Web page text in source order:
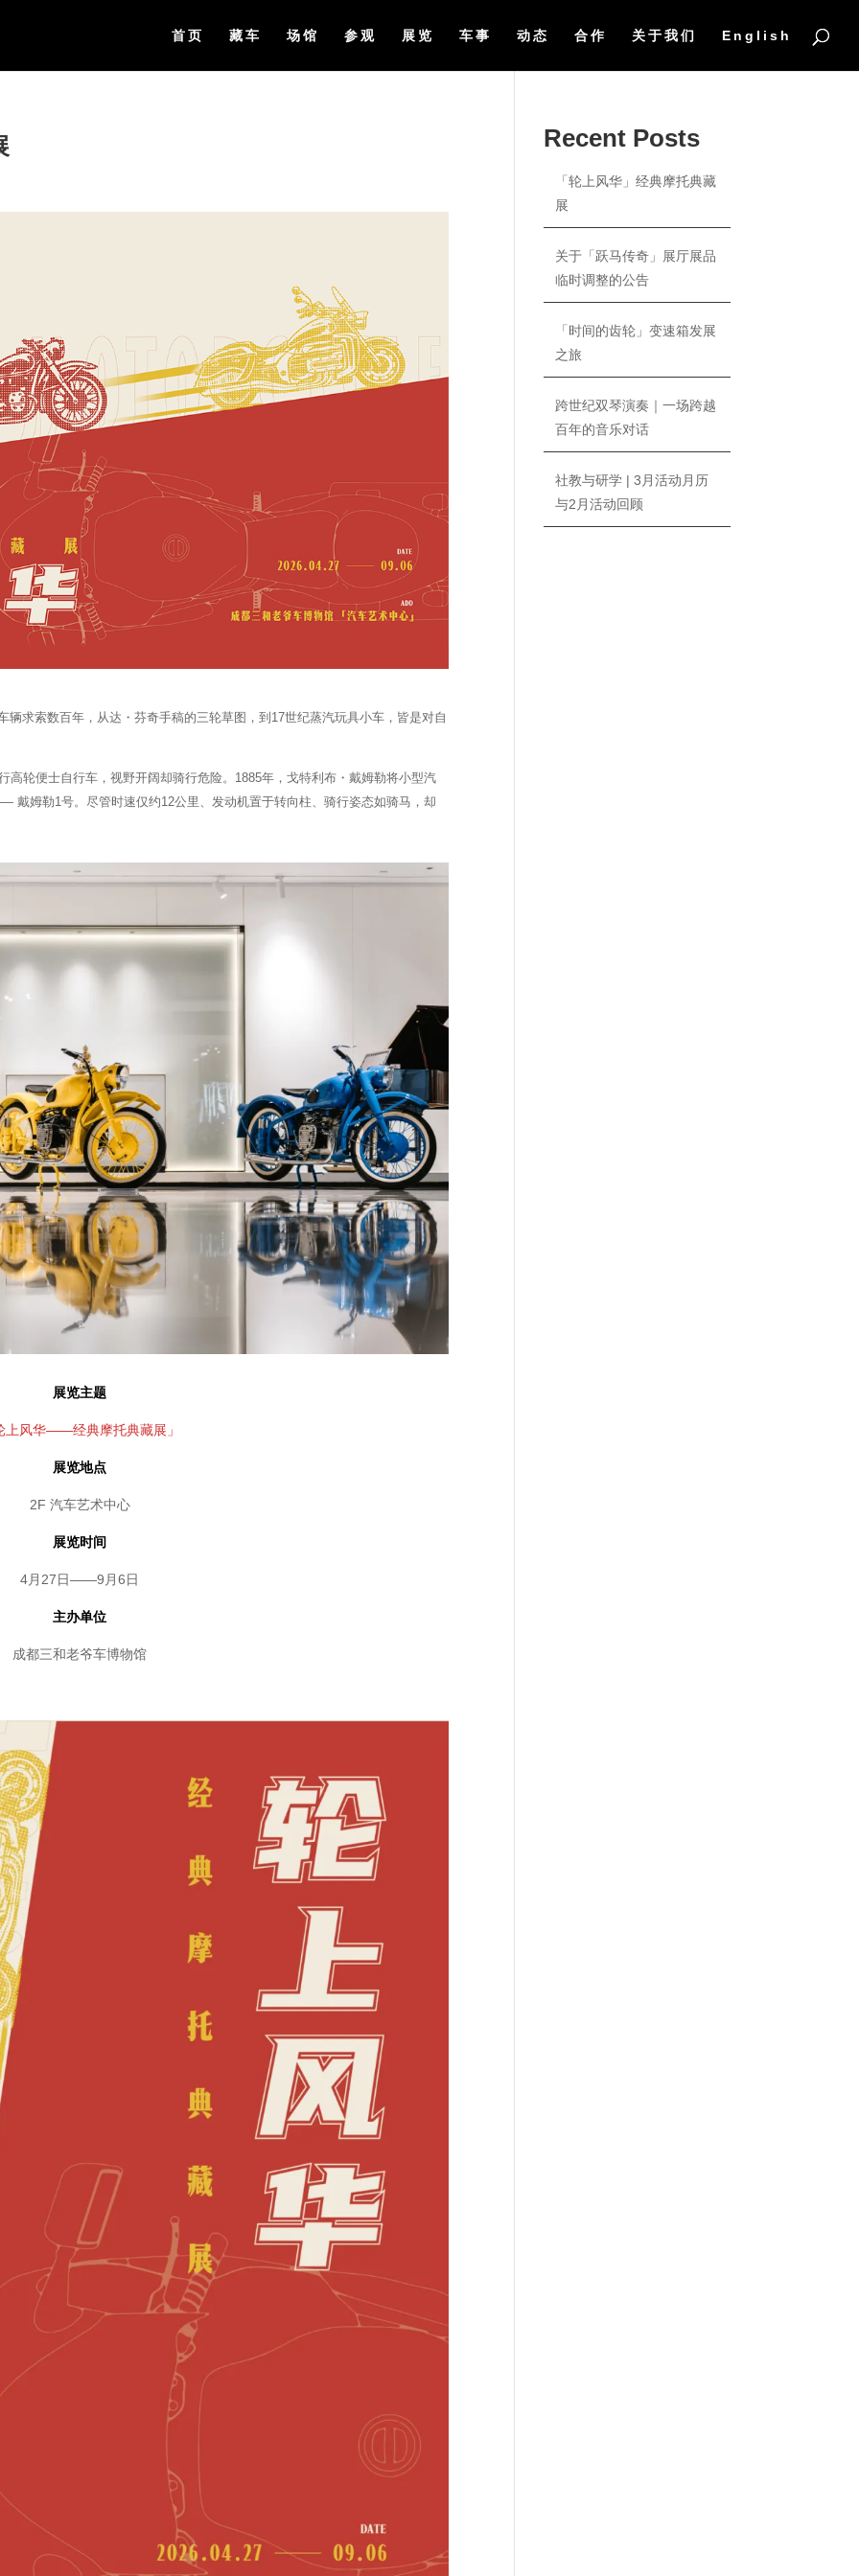
首页 藏车 场馆 参观 展览 车事 动态 合作 关于我们 English
求索数百年，从达・芬奇手稿的三轮草图，到17世纪蒸汽玩具小车，皆是对自
高轮便士自行车，视野开阔却骑行危险。1885年，戈特利布・戴姆勒将小型汽
戴姆勒1号。尽管时速仅约12公里、发动机置于转向柱、骑行姿态如骑马，却
展览主题
上风华——经典摩托典藏展」
展览地点
2F 汽车艺术中心
展览时间
4月27日——9月6日
主办单位
成都三和老爷车博物馆
Recent Posts
「轮上风华」经典摩托典藏
展
关于「跃马传奇」展厅展品
临时调整的公告
「时间的齿轮」变速箱发展
之旅
跨世纪双琴演奏｜一场跨越
百年的音乐对话
社教与研学 | 3月活动月历
与2月活动回顾